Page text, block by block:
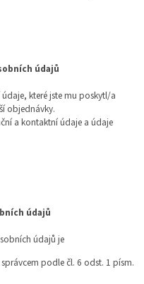
údajů
které jste mu poskytl/a
objednávky.
a kontaktní údaje a údaje
údajů
údajů je
podle čl. 6 odst. 1 písm.